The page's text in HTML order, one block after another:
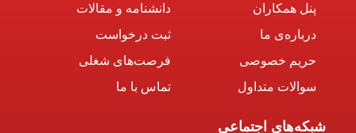
پنل همکاران
درباره‌ی ما
حریم خصوصی
سوالات متداول
دانشنامه و مقالات
ثبت درخواست
فرصت‌های شغلی
تماس با ما
شبکه‌های اجتماعی